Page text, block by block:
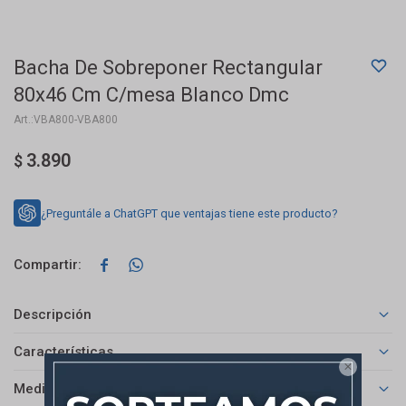

Bacha De Sobreponer Rectangular
80x46 Cm C/mesa Blanco Dmc
VBA800-VBA800
$ 3.890
¿Preguntále a ChatGPT que ventajas tiene este producto?
 
Descripción
Características
Medios de pago